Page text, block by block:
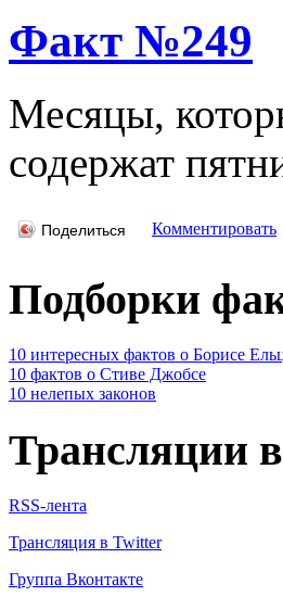
Факт №249
Месяцы,
содержат
Поделиться Комментировать
Подборки
10 интересных фактов о Борисе
10 фактов о Стиве Джобсе
10 нелепых законов
Трансляции
RSS-лента
Трансляция в Twitter
Группа Вконтакте